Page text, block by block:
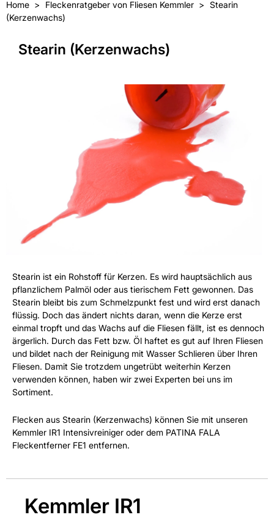
Home Fleckenratgeber von Fliesen Kemmler
Stearin
(Kerzenwachs)
Stearin (Kerzenwachs)
Stearin ist ein Rohstoff für Kerzen. Es wird hauptsächlich aus
pflanzlichem Palmöl oder aus tierischem Fett gewonnen. Das
Stearin bleibt bis zum Schmelzpunkt fest und wird erst danach
flüssig. Doch das ändert nichts daran, wenn die Kerze erst
einmal tropft und das Wachs auf die Fliesen fällt, ist es dennoch
ärgerlich. Durch das Fett bzw. Öl haftet es gut auf Ihren Fliesen
und bildet nach der Reinigung mit Wasser Schlieren über Ihren
Fliesen. Damit Sie trotzdem ungetrübt weiterhin Kerzen
verwenden können, haben wir zwei Experten bei uns im
Sortiment.
Flecken aus Stearin (Kerzenwachs) können Sie mit unseren
Kemmler IR1 Intensivreiniger oder dem PATINA FALA
Fleckentferner FE1 entfernen.
Kemmler IR1